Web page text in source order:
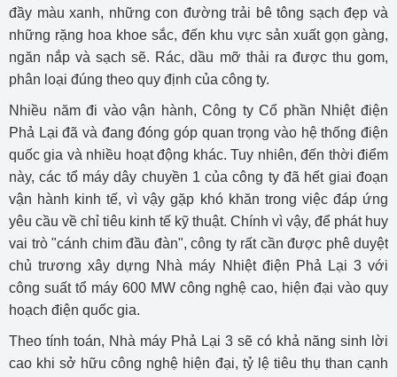
đầy màu xanh, những con đường trải bê tông sạch đẹp và
những rặng hoa khoe sắc, đến khu vực sản xuất gọn gàng,
ngăn nắp và sạch sẽ. Rác, dầu mỡ thải ra được thu gom,
phân loại đúng theo quy định của công ty.
Nhiều năm đi vào vận hành, Công ty Cổ phần Nhiệt điện
Phả Lại đã và đang đóng góp quan trọng vào hệ thống điện
quốc gia và nhiều hoạt động khác. Tuy nhiên, đến thời điểm
này, các tổ máy dây chuyền 1 của công ty đã hết giai đoạn
vận hành kinh tế, vì vậy gặp khó khăn trong việc đáp ứng
yêu cầu về chỉ tiêu kinh tế kỹ thuật. Chính vì vậy, để phát huy
vai trò "cánh chim đầu đàn", công ty rất cần được phê duyệt
chủ trương xây dựng Nhà máy Nhiệt điện Phả Lại 3 với
công suất tổ máy 600 MW công nghệ cao, hiện đại vào quy
hoạch điện quốc gia.
Theo tính toán, Nhà máy Phả Lại 3 sẽ có khả năng sinh lời
cao khi sở hữu công nghệ hiện đại, tỷ lệ tiêu thụ than cạnh